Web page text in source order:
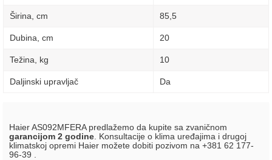
Širina, сm 85,5
Dubina, сm 20
Težina, kg 10
Daljinski upravljač Da
Haier AS092MFERA predlažemo da kupite sa zvaničnom
garancijom 2 godine . Konsultacije o klima uređajima i drugoj
klimatskoj opremi Haier možete dobiti pozivom na +381 62 177-
96-39 .